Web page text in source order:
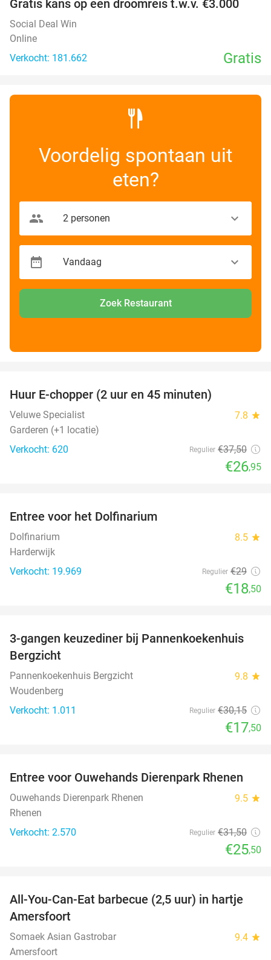
Gratis kans op een droomreis t.w.v. €3.000
Social Deal Win
Online
Verkocht: 181.662
Gratis
Voordelig spontaan uit
eten?
Zoek Restaurant
Huur E-chopper (2 uur en 45 minuten)
Veluwe Specialist 7.8 star
Garderen (+1 locatie)
Verkocht: 620
Regulier €37,50
€26,95
Entree voor het Dolfinarium
Dolfinarium 8.5 star
Harderwijk
Verkocht: 19.969
Regulier €29
€18,50
42%
3-gangen keuzediner bij Pannenkoekenhuis
Bergzicht
Pannenkoekenhuis Bergzicht 9.8 star
Woudenberg
Verkocht: 1.011
Regulier €30,15
€17,50
19%
Entree voor Ouwehands Dierenpark Rhenen
Ouwehands Dierenpark Rhenen 9.5 star
Rhenen
Verkocht: 2.570
Regulier €31,50
€25,50
25%
All-You-Can-Eat barbecue (2,5 uur) in hartje
Amersfoort
Somaek Asian Gastrobar 9.4 star
Amersfoort